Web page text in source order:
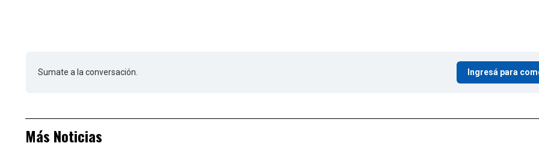
Sumate a la conversación. Ingresá para
Más Noticias